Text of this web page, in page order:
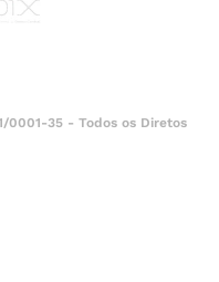
0001-35 - Todos os Diretos